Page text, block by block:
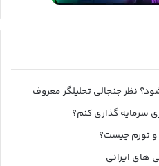
نظر جنجالی تحلیلگر معروف
سرمایه گذاری کنم؟
و تورم چیست؟
های ایرانی